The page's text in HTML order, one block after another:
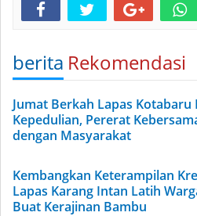
berita Rekomendasi
Jumat Berkah Lapas Kotabaru
Kepedulian, Pererat
dengan Masyarakat
Kembangkan Keterampilan
Lapas Karang Intan Latih
Buat Kerajinan Bambu